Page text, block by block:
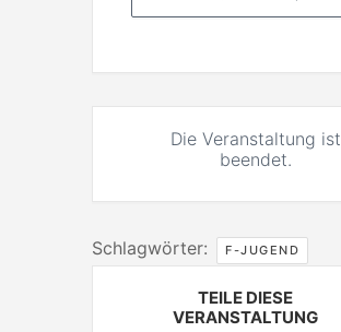
Die Veranstaltung ist
beendet.
Schlagwörter: F-JUGEND
TEILE DIESE
VERANSTALTUNG